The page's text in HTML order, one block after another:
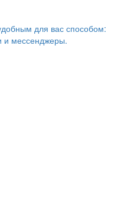
для вас способом:
и мессенджеры.